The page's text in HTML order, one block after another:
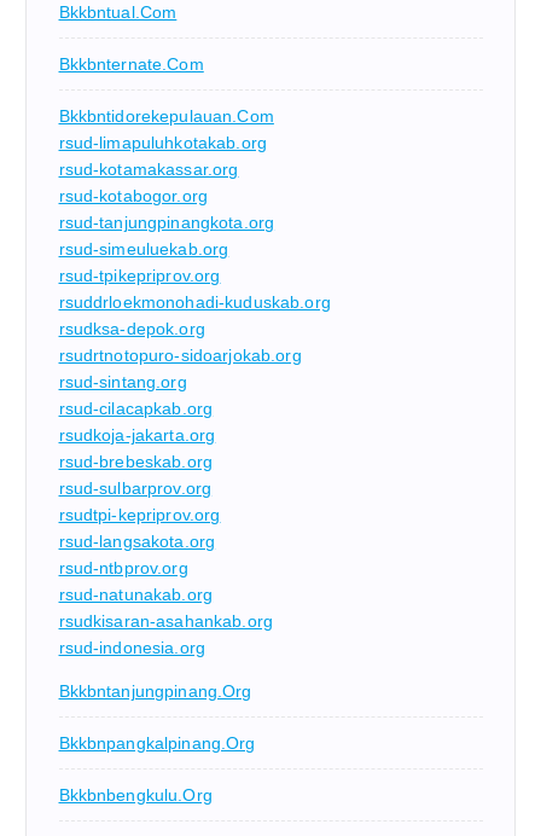
Bkkbntual.com
Bkkbnternate.com
Bkkbntidorekepulauan.com
rsud-limapuluhkotakab.org
rsud-kotamakassar.org
rsud-kotabogor.org
rsud-tanjungpinangkota.org
rsud-simeuluekab.org
rsud-tpikepriprov.org
rsuddrloekmonohadi-kuduskab.org
rsudksa-depok.org
rsudrtnotopuro-sidoarjokab.org
rsud-sintang.org
rsud-cilacapkab.org
rsudkoja-jakarta.org
rsud-brebeskab.org
rsud-sulbarprov.org
rsudtpi-kepriprov.org
rsud-langsakota.org
rsud-ntbprov.org
rsud-natunakab.org
rsudkisaran-asahankab.org
rsud-indonesia.org
Bkkbntanjungpinang.org
Bkkbnpangkalpinang.org
Bkkbnbengkulu.org